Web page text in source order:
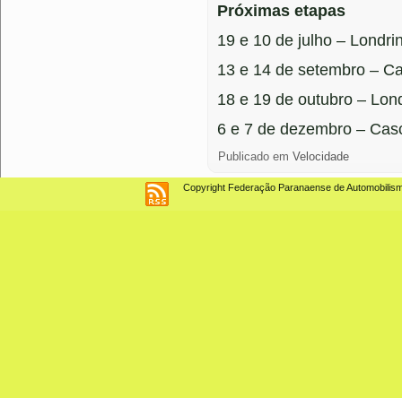
Próximas etapas
19 e 10 de julho –
13 e 14 de setembro –
18 e 19 de outubro –
6 e 7 de dezembro –
Publicado em Velocidade
Copyright Federação Paranaense de